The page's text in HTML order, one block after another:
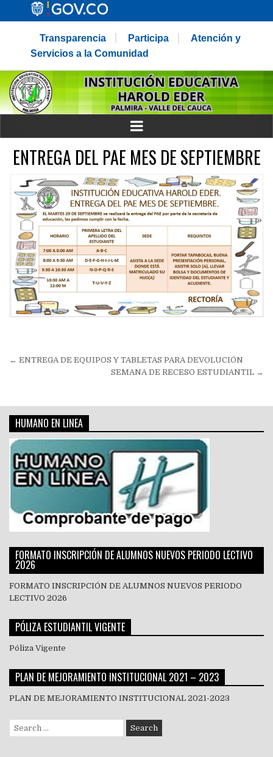
Transparencia Participa
Atención y
Servicios a la Comunidad
ENTREGA DEL PAE MES DE SEPTIEMBRE
Navegación
← ENTREGA DE EQUIPOS Y TABLETAS PARA DEVOLUCIÓN
SEMANA DE RECESO ESTUDIANTIL →
HUMANO EN LINEA
FORMATO INSCRIPCIÓN DE ALUMNOS NUEVOS PERIODO LECTIVO
2026
FORMATO INSCRIPCIÓN DE ALUMNOS NUEVOS PERIODO
LECTIVO 2026
PÓLIZA ESTUDIANTIL VIGENTE
Póliza Vigente
PLAN DE MEJORAMIENTO INSTITUCIONAL 2021 – 2023
PLAN DE MEJORAMIENTO INSTITUCIONAL 2021-2023
Search
for: